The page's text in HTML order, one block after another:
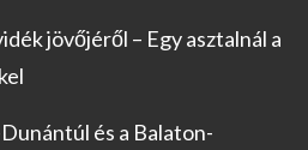
jövőjéről – Egy asztalnál a
és a Balaton-